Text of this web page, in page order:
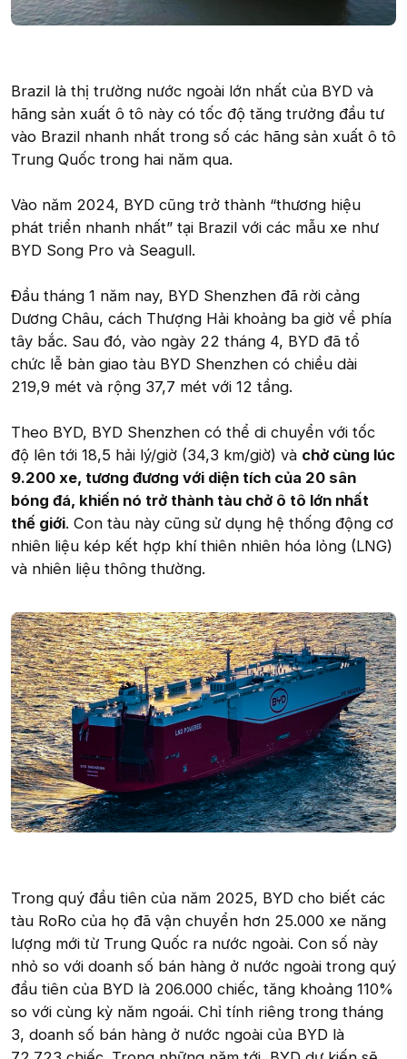
Brazil là thị trường nước ngoài lớn nhất của BYD và
hãng sản xuất ô tô này có tốc độ tăng trưởng đầu tư
vào Brazil nhanh nhất trong số các hãng sản xuất ô tô
Trung Quốc trong hai năm qua.
Vào năm 2024, BYD cũng trở thành “thương hiệu
phát triển nhanh nhất” tại Brazil với các mẫu xe như
BYD Song Pro và Seagull.
Đầu tháng 1 năm nay, BYD Shenzhen đã rời cảng
Dương Châu, cách Thượng Hải khoảng ba giờ về phía
tây bắc. Sau đó, vào ngày 22 tháng 4, BYD đã tổ
chức lễ bàn giao tàu BYD Shenzhen có chiều dài
219,9 mét và rộng 37,7 mét với 12 tầng.
Theo BYD, BYD Shenzhen có thể di chuyển với tốc
độ lên tới 18,5 hải lý/giờ (34,3 km/giờ) và chở cùng lúc
9.200 xe, tương đương với diện tích của 20 sân
bóng đá, khiến nó trở thành tàu chở ô tô lớn nhất
thế giới. Con tàu này cũng sử dụng hệ thống động cơ
nhiên liệu kép kết hợp khí thiên nhiên hóa lỏng (LNG)
và nhiên liệu thông thường.
Trong quý đầu tiên của năm 2025, BYD cho biết các
tàu RoRo của họ đã vận chuyển hơn 25.000 xe năng
lượng mới từ Trung Quốc ra nước ngoài. Con số này
nhỏ so với doanh số bán hàng ở nước ngoài trong quý
đầu tiên của BYD là 206.000 chiếc, tăng khoảng 110%
so với cùng kỳ năm ngoái. Chỉ tính riêng trong tháng
3, doanh số bán hàng ở nước ngoài của BYD là